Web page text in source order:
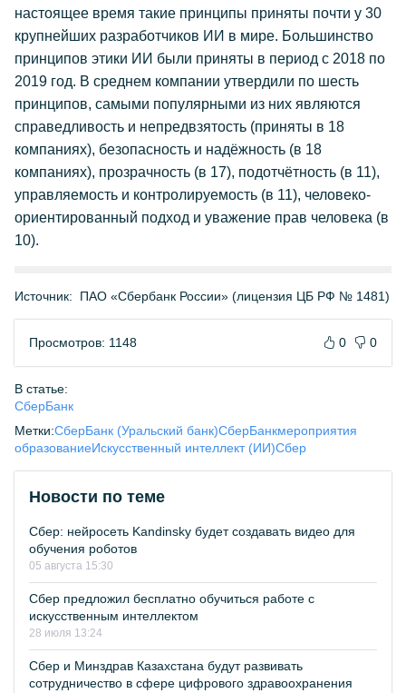
настоящее время такие принципы приняты почти у 30
крупнейших разработчиков ИИ в мире. Большинство
принципов этики ИИ были приняты в период с 2018 по
2019 год. В среднем компании утвердили по шесть
принципов, самыми популярными из них являются
справедливость и непредвзятость (приняты в 18
компаниях), безопасность и надёжность (в 18
компаниях), прозрачность (в 17), подотчётность (в 11),
управляемость и контролируемость (в 11), человеко-
ориентированный подход и уважение прав человека (в
10).
Источник: ПАО «Сбербанк России» (лицензия ЦБ РФ № 1481)
Просмотров: 1148 0 0
В статье:
СберБанк
Метки:СберБанк (Уральский банк)СберБанкмероприятия
образованиеИскусственный интеллект (ИИ)Сбер
Новости по теме
Сбер: нейросеть Kandinsky будет создавать видео для
обучения роботов
05 августа 15:30
Сбер предложил бесплатно обучиться работе с
искусственным интеллектом
28 июля 13:24
Сбер и Минздрав Казахстана будут развивать
сотрудничество в сфере цифрового здравоохранения